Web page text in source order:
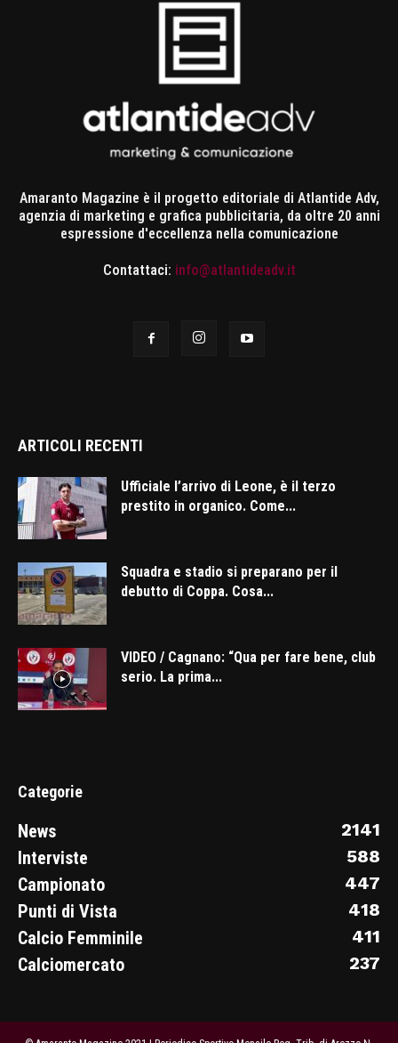
Amaranto Magazine è il progetto editoriale di Atlantide Adv,
agenzia di marketing e grafica pubblicitaria, da oltre 20 anni
espressione d'eccellenza nella comunicazione
Contattaci: info@atlantideadv.it
ARTICOLI RECENTI
Ufficiale l’arrivo di Leone, è il terzo
prestito in organico. Come...
Squadra e stadio si preparano per il
debutto di Coppa. Cosa...
VIDEO / Cagnano: “Qua per fare bene, club
serio. La prima...
Categorie
News
2141
Interviste
588
Campionato
447
Punti di Vista
418
Calcio Femminile
411
Calciomercato
237